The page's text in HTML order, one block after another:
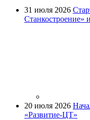
31 июля 2026
Станкостроение»
20 июля 2026
«Развитие-ЦТ»